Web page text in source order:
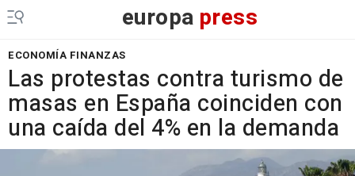
europa press
ECONOMÍA FINANZAS
Las protestas contra turismo de
masas en España coinciden con
una caída del 4% en la demanda